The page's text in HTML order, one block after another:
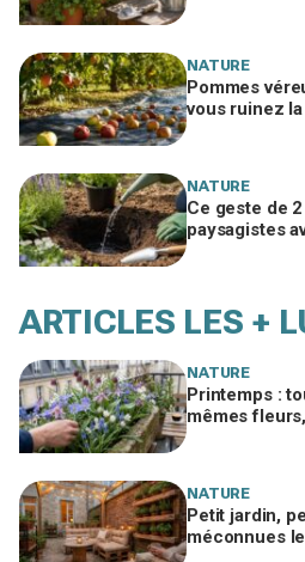
NATURE
Pommes
vous ruinez
NATURE
Ce geste de
paysagistes
ARTICLES LES +
NATURE
Printemps :
mêmes
NATURE
Petit jardin,
méconnues